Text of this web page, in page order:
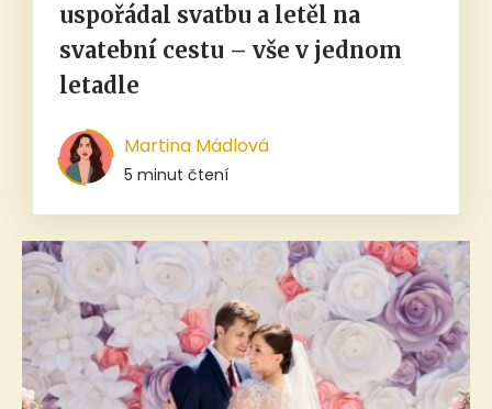
uspořádal svatbu a letěl na
svatební cestu – vše v jednom
letadle
Martina Mádlová
5 minut čtení